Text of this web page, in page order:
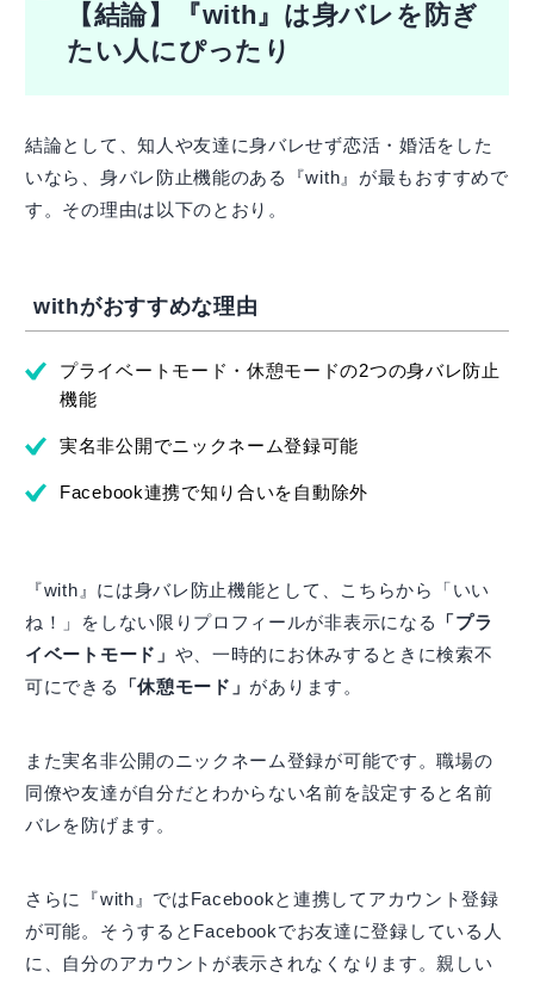
【結論】『with』は身バレを防ぎ
たい人にぴったり
結論として、知人や友達に身バレせず恋活・婚活をした
いなら、身バレ防止機能のある『with』が最もおすすめで
す。その理由は以下のとおり。
withがおすすめな理由
プライベートモード・休憩モードの2つの身バレ防止
機能
実名非公開でニックネーム登録可能
Facebook連携で知り合いを自動除外
『with』には身バレ防止機能として、こちらから「いい
ね！」をしない限りプロフィールが非表示になる
「プラ
イベートモード」 や、一時的にお休みするときに検索不
可にできる
「休憩モード」 があります。
また実名非公開のニックネーム登録が可能です。職場の
同僚や友達が自分だとわからない名前を設定すると名前
バレを防げます。
さらに『with』ではFacebookと連携してアカウント登録
が可能。そうするとFacebookでお友達に登録している人
に、自分のアカウントが表示されなくなります。親しい